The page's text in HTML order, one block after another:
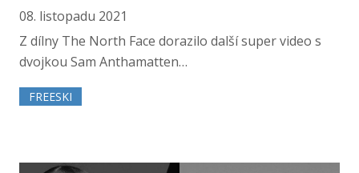
08. listopadu 2021
Z dílny The North Face dorazilo další super video s
dvojkou Sam Anthamatten…
FREESKI